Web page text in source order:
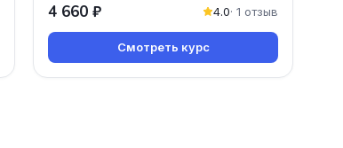
науки! Программа курс
4 660 ₽ 4.0· 1 отзыв
Смотреть курс